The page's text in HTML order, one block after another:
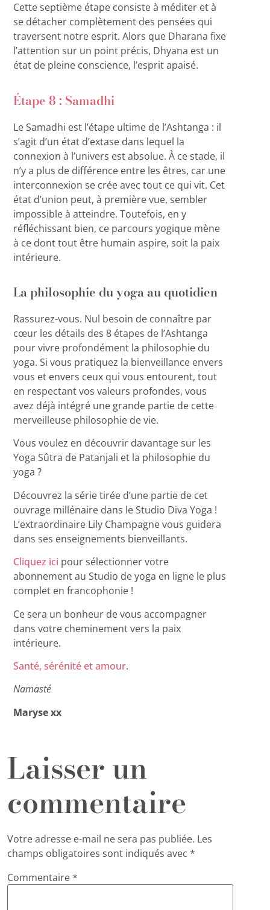
Cette septième étape consiste à méditer et à
se détacher complètement des pensées qui
traversent notre esprit. Alors que Dharana fixe
l’attention sur un point précis, Dhyana est un
état de pleine conscience, l’esprit apaisé.
Étape 8 : Samadhi
Le Samadhi est l’étape ultime de l’Ashtanga : il
s’agit d’un état d’extase dans lequel la
connexion à l’univers est absolue. À ce stade, il
n’y a plus de différence entre les êtres, car une
interconnexion se crée avec tout ce qui vit. Cet
état d’union peut, à première vue, sembler
impossible à atteindre. Toutefois, en y
réfléchissant bien, ce parcours yogique mène
à ce dont tout être humain aspire, soit la paix
intérieure.
La philosophie du yoga au quotidien
Rassurez-vous. Nul besoin de connaître par
cœur les détails des 8 étapes de l’Ashtanga
pour vivre profondément la philosophie du
yoga. Si vous pratiquez la bienveillance envers
vous et envers ceux qui vous entourent, tout
en respectant vos valeurs profondes, vous
avez déjà intégré une grande partie de cette
merveilleuse philosophie de vie.
Vous voulez en découvrir davantage sur les
Yoga Sûtra de Patanjali et la philosophie du
yoga ?
Découvrez la série tirée d’une partie de cet
ouvrage millénaire dans le Studio Diva Yoga !
L’extraordinaire Lily Champagne vous guidera
dans ses enseignements bienveillants.
Cliquez ici pour sélectionner votre
abonnement au Studio de yoga en ligne le plus
complet en francophonie !
Ce sera un bonheur de vous accompagner
dans votre cheminement vers la paix
intérieure.
Santé, sérénité et amour.
Namasté
Maryse xx
Laisser un
commentaire
Votre adresse e-mail ne sera pas publiée. Les
champs obligatoires sont indiqués avec*
Commentaire*